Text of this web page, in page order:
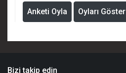
Anketi Oyla Oyları Göster
Bizi takip edin